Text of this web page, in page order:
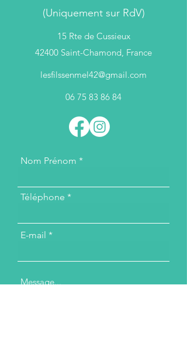
(Uniquement sur RdV)
15 Rte de Cussieux
42400 Saint-Chamond, France
lesfilssenmel42@gmail.com
06 75 83 86 84
Nom Prénom
Téléphone
E-mail
Message...